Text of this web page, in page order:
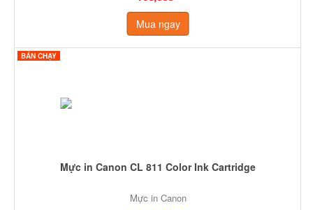
Mua ngay
BÁN CHẠY
Mực in Canon CL 811 Color Ink Cartridge
Mực in Canon